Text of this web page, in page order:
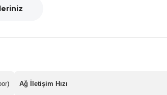
Ağ İletişim Hızı